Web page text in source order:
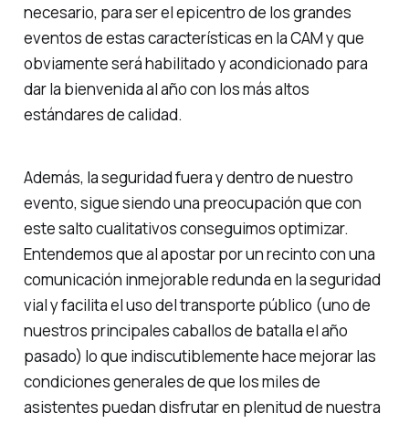
necesario, para ser el epicentro de los grandes
eventos de estas características en la CAM y que
obviamente será habilitado y acondicionado para
dar la bienvenida al año con los más altos
estándares de calidad.
Además, la seguridad fuera y dentro de nuestro
evento, sigue siendo una preocupación que con
este salto cualitativos conseguimos optimizar.
Entendemos que al apostar por un recinto con una
comunicación inmejorable redunda en la seguridad
vial y facilita el uso del transporte público (uno de
nuestros principales caballos de batalla el año
pasado) lo que indiscutiblemente hace mejorar las
condiciones generales de que los miles de
asistentes puedan disfrutar en plenitud de nuestra